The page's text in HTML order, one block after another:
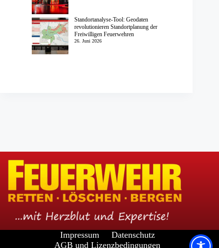
Standortanalyse-Tool: Geodaten
revolutionieren Standortplanung der
Freiwilligen Feuerwehren
26. Juni 2026
Impressum
Datenschutz
AGB und Lizenzbedingungen